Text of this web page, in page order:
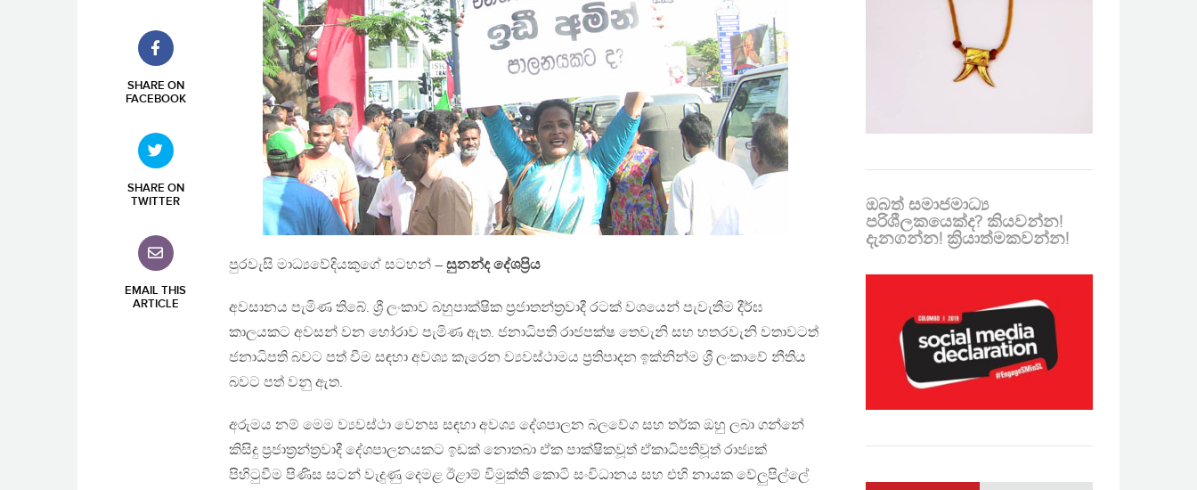
SHARE ON
FACEBOOK
SHARE ON
TWITTER
EMAIL THIS
ARTICLE
පුරවැසි මාධ්‍යවේදියකුගේ සටහන් – සුනන්ද දේශප්‍රිය
අවසානය පැමිණ තිබේ. ශ්‍රී ලංකාව බහුපාක්ෂික ප්‍රජාතන්ත්‍රවාදී රටක් වශයෙන් පැවැතීම දීර්ඝ
කාලයකට අවසන් වන හෝරාව පැමිණ ඇත. ජනාධිපති රාජපක්ෂ තෙවැනි සහ හතරවැනි වතාවටත්
ජනාධිපති බවට පත් වීම සඳහා අවශ්‍ය කැරෙන ව්‍යවස්ථාමය ප්‍රතිපාදන ඉක්නින්ම ශ්‍රී ලංකාවේ නීතිය
බවට පත් වනු ඇත.
අරුමය නම් මෙම ව්‍යවස්ථා වෙනස සඳහා අවශ්‍ය දේශපාලන බලවේග සහ තර්ක ඔහු ලබා ගන්නේ
කිසිදු ප්‍රජාත්‍රන්ත්‍රවාදී දේශපාලනයකට ඉඩක් නොතබා ඒක පාක්ෂිකවූත් ඒකාධිපතිවූත් රාජ්‍යක්
පිහිටුවීම පිණිස සටන් වැදුණු දෙමළ ඊළාම් විමුක්ති කොටි සංවිධානය සහ එහි නායක වේලුපිල්ලේ
ඔබත් සමාජමාධ්‍ය
පරිශීලකයෙක්ද? කියවන්න!
දැනගන්න! ක්‍රියාත්මකවන්න!